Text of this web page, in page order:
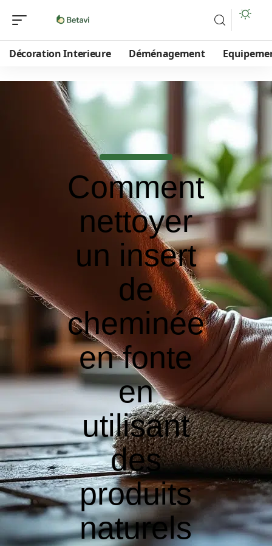
Décoration Interieure Déménagement
Comment
nettoyer
un insert
de
cheminée
en fonte
en
utilisant
des
produits
naturels